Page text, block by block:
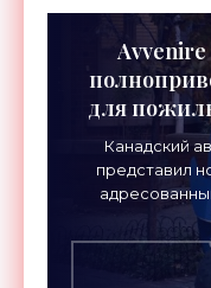
в 2022 году, а
для
Канадский
представил
получила